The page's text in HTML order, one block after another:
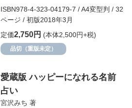
ISBN978-4-323-04179-7 / A4変型判 / 32
ページ / 初版2018年3月
定価2,750円 (本体2,500円+税)
品切（重版未定）
愛蔵版 ハッピーになれる名前
占い
宮沢みち 著